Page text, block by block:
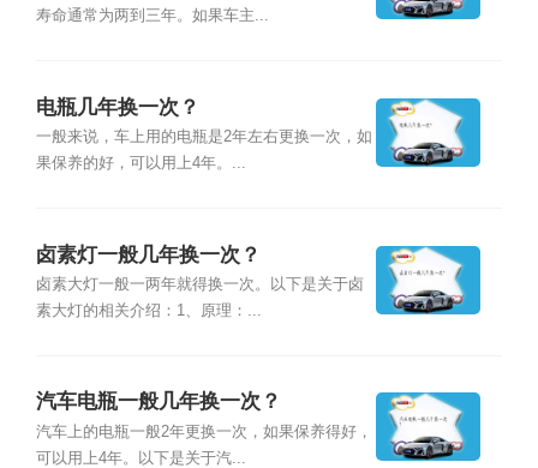
寿命通常为两到三年。如果车主...
电瓶几年换一次？
一般来说，车上用的电瓶是2年左右更换一次，如
果保养的好，可以用上4年。...
卤素灯一般几年换一次？
卤素大灯一般一两年就得换一次。以下是关于卤
素大灯的相关介绍：1、原理：...
汽车电瓶一般几年换一次？
汽车上的电瓶一般2年更换一次，如果保养得好，
可以用上4年。以下是关于汽...